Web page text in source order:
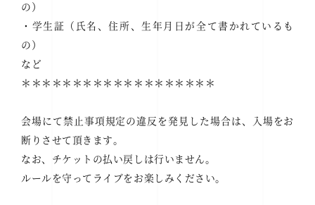
の）
・学生証（氏名、住所、生年月日が全て書かれているも
の）
など
＊＊＊＊＊＊＊＊＊＊＊＊＊＊＊＊＊＊＊
会場にて禁止事項規定の違反を発見した場合は、入場をお
断りさせて頂きます。
なお、チケットの払い戻しは行いません。
ルールを守ってライブをお楽しみください。